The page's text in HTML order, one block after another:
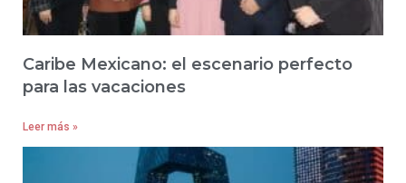
Caribe Mexicano: el escenario perfecto
para las vacaciones
Leer más »